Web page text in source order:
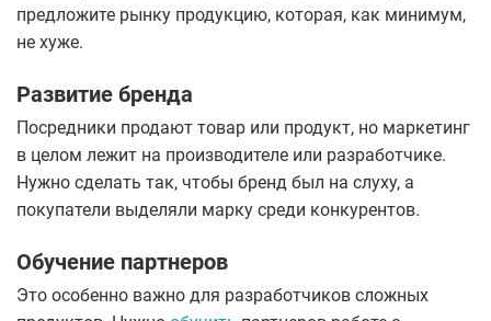
предложите рынку продукцию, которая, как минимум,
не хуже.
Развитие бренда
Посредники продают товар или продукт, но маркетинг
в целом лежит на производителе или разработчике.
Нужно сделать так, чтобы бренд был на слуху, а
покупатели выделяли марку среди конкурентов.
Обучение партнеров
Это особенно важно для разработчиков сложных